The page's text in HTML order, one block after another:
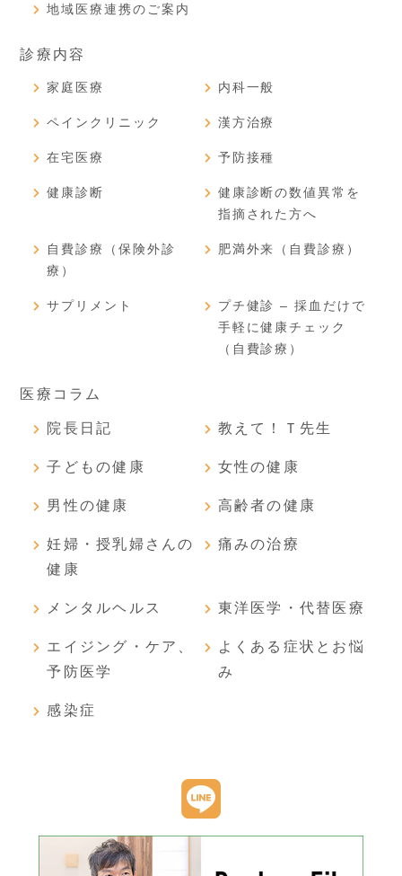
地域医療連携のご案内
診療内容
家庭医療 内科一般
ペインクリニック 漢方治療
在宅医療 予防接種
健康診断
健康診断の数値異常を
指摘された方へ
自費診療（保険外診
療）
肥満外来（自費診療）
サプリメント
プチ健診 – 採血だけで
手軽に健康チェック
（自費診療）
医療コラム
院長日記 教えて！Ｔ先生
子どもの健康 女性の健康
男性の健康 高齢者の健康
妊婦・授乳婦さんの
健康
痛みの治療
メンタルヘルス 東洋医学・代替医療
エイジング・ケア、
予防医学
よくある症状とお悩
み
感染症